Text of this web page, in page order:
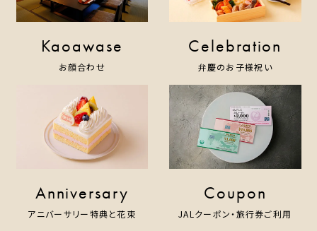
Kaoawase
お顔合わせ
Celebration
弁慶のお子様祝い
Anniversary
アニバーサリー特典と花束
Coupon
JALクーポン・旅行券ご利用